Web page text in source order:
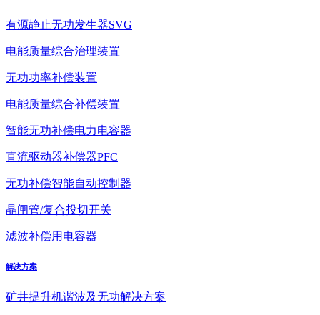
有源静止无功发生器SVG
电能质量综合治理装置
无功功率补偿装置
电能质量综合补偿装置
智能无功补偿电力电容器
直流驱动器补偿器PFC
无功补偿智能自动控制器
晶闸管/复合投切开关
滤波补偿用电容器
解决方案
矿井提升机谐波及无功解决方案